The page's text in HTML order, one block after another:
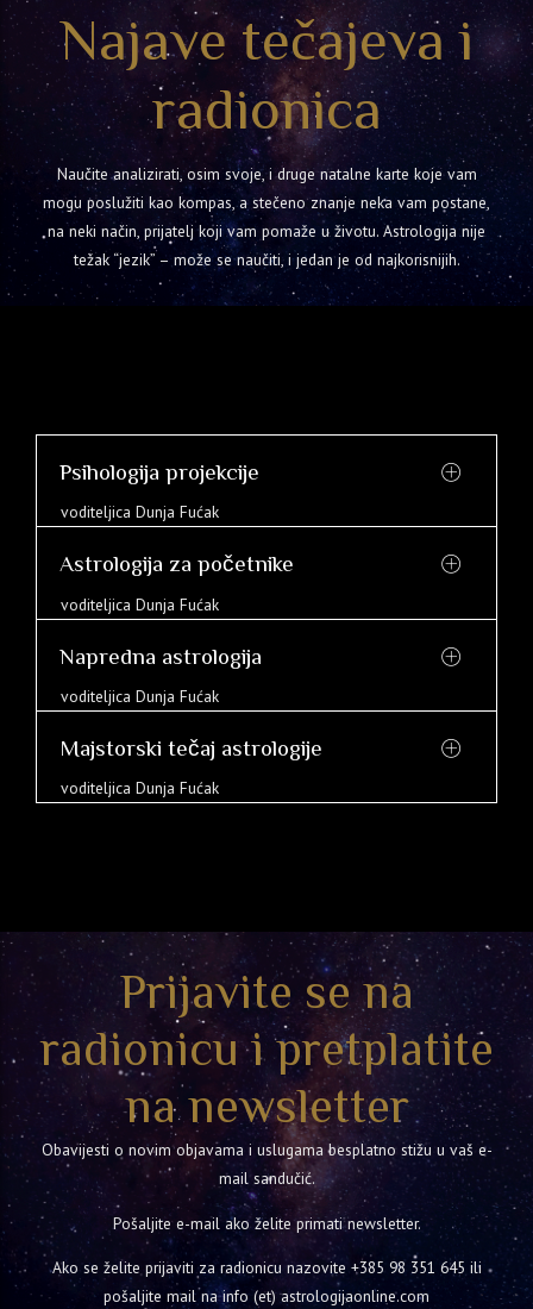
Najave tečajeva i
radionica
Naučite analizirati, osim svoje, i druge natalne karte koje vam
mogu poslužiti kao kompas, a stečeno znanje neka vam postane,
na neki način, prijatelj koji vam pomaže u životu. Astrologija nije
težak “jezik” – može se naučiti, i jedan je od najkorisnijih.
Psihologija projekcije
voditeljica Dunja Fućak
Astrologija za početnike
voditeljica Dunja Fućak
Napredna astrologija
voditeljica Dunja Fućak
Majstorski tečaj astrologije
voditeljica Dunja Fućak
Prijavite se na
radionicu i pretplatite
na newsletter
Obavijesti o novim objavama i uslugama besplatno stižu u vaš e-
mail sandučić.
Pošaljite e-mail ako želite primati newsletter.
Ako se želite prijaviti za radionicu nazovite +385 98 351 645 ili
pošaljite mail na info (et) astrologijaonline.com